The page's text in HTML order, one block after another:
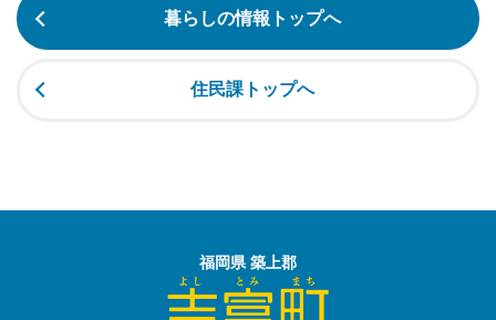
暮らしの情報トップへ
住民課トップへ
福岡県 築上郡